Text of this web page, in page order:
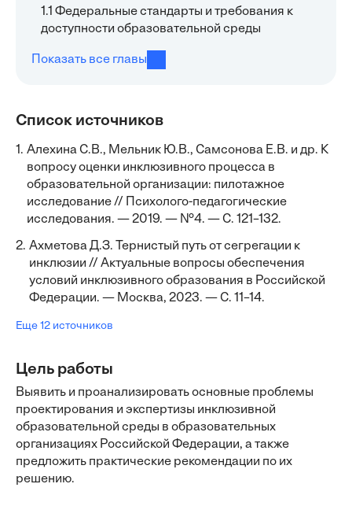
1.1 Федеральные стандарты и требования к
доступности образовательной среды
Показать все главы
Список источников
1. Алехина С.В., Мельник Ю.В., Самсонова Е.В. и др. К
вопросу оценки инклюзивного процесса в
образовательной организации: пилотажное
исследование // Психолого-педагогические
исследования. — 2019. — №4. — С. 121–132.
2. Ахметова Д.З. Тернистый путь от сегрегации к
инклюзии // Актуальные вопросы обеспечения
условий инклюзивного образования в Российской
Федерации. — Москва, 2023. — С. 11–14.
Еще 12 источников
Цель работы
Выявить и проанализировать основные проблемы
проектирования и экспертизы инклюзивной
образовательной среды в образовательных
организациях Российской Федерации, а также
предложить практические рекомендации по их
решению.